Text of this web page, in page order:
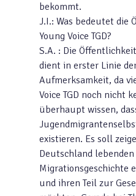
bekommt.
J.I.: Was bedeutet
Young Voice TGD?
S.A. : Die
dient in erster Linie
Aufmerksamkeit, da
Voice TGD noch nicht
überhaupt wissen,
existieren. Es soll
Deutschland
Migrationsgeschichte
und ihren Teil zur